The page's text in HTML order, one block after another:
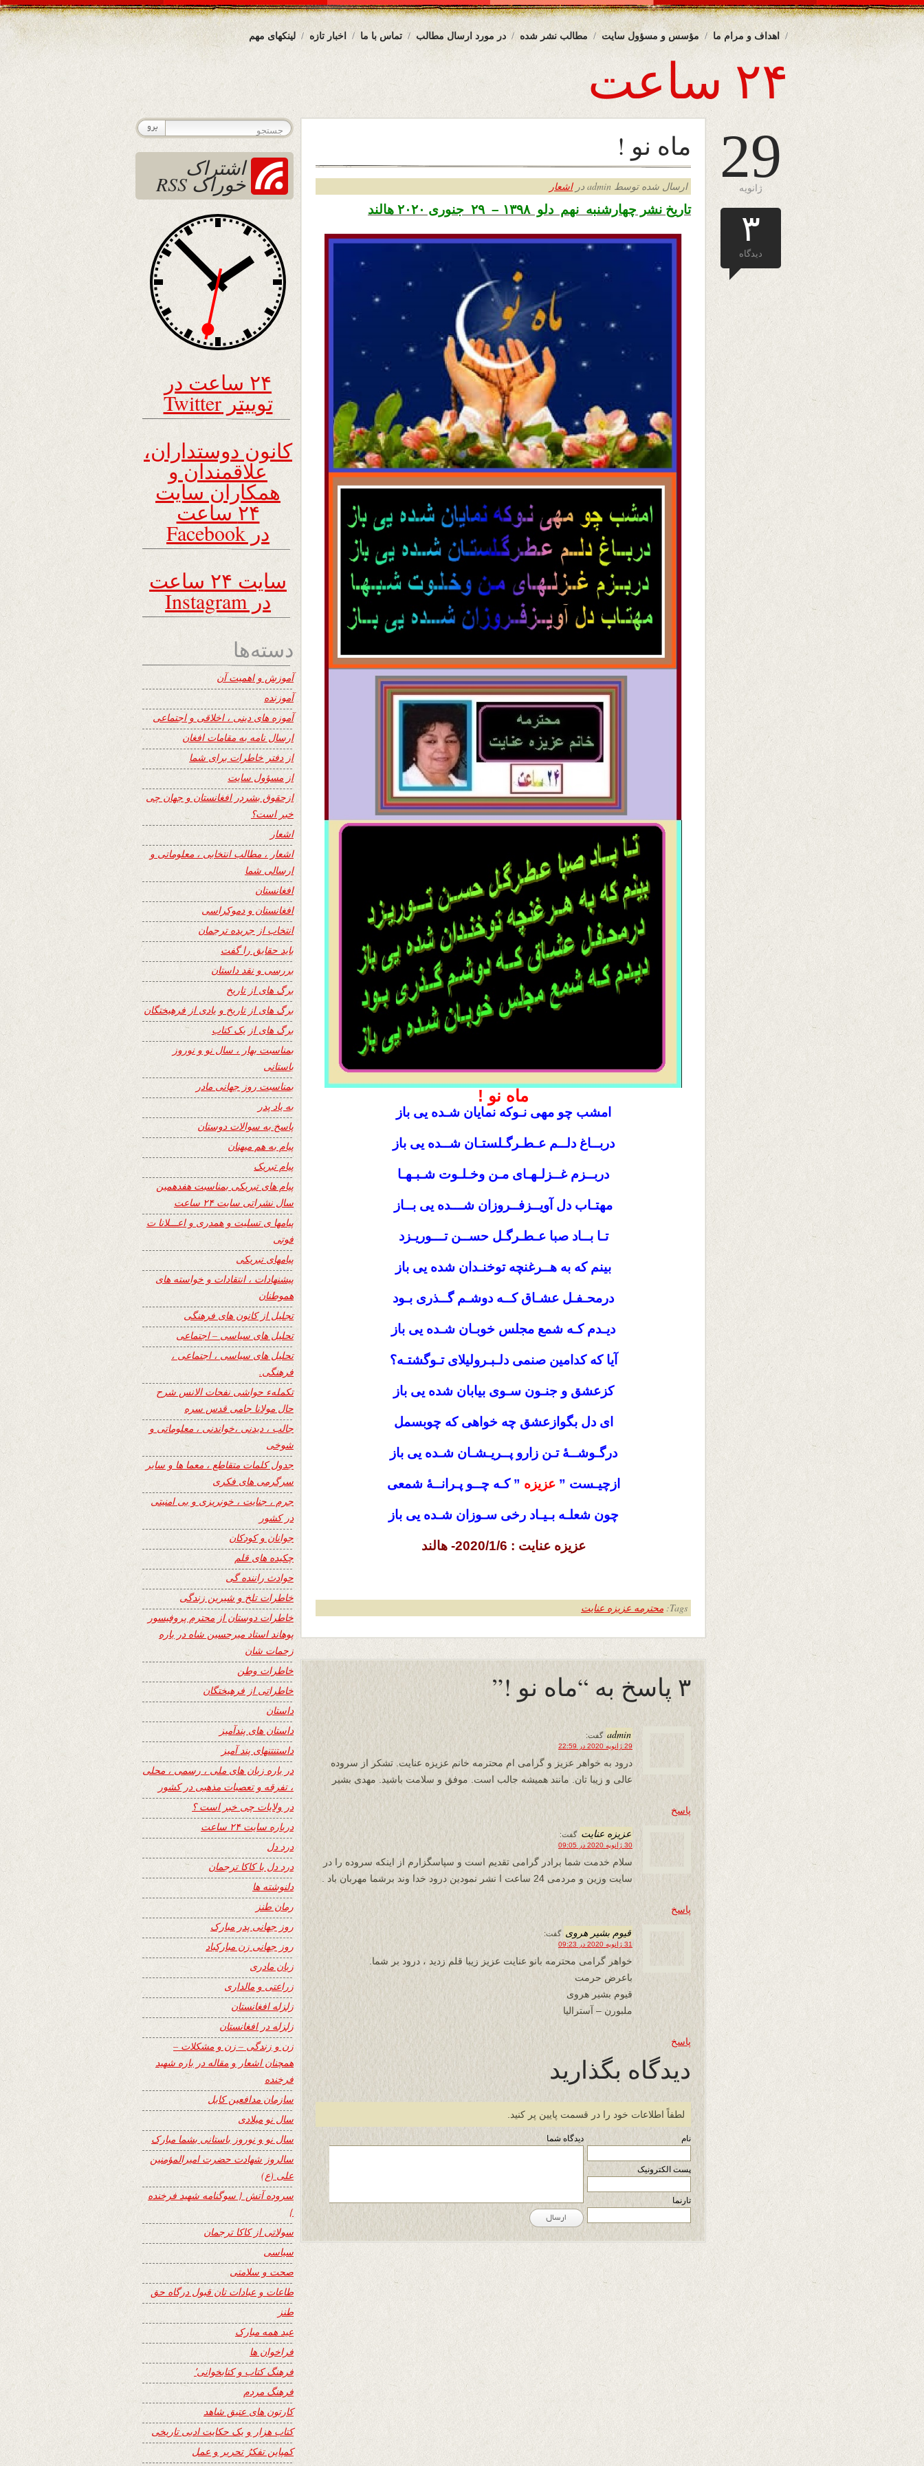
لینکهای مهم اخبار تازه تماس با ما در مورد ارسال مطالب مطالب نشر شده مؤسس و مسؤول سایت اهداف و مرام ما
۲۴ ساعت
29
ژانویه
۳
دیدگاه
ماه نو !
ارسال شده توسط admin در اشعار
تاریخ نشر چهارشنبه نهم دلو ۱۳۹۸ – ۲۹ جنوری ۲۰۲۰ هالند
ماه نو !
امشب چو مهی نـوکه نمایان شـده یی باز
دربــاغ دلــم عـطـرگـلستـان شــده یی باز
دربــزم غــزلـهـای مـن وخـلـوت شـبـهـا
مهتـاب دل آویــزفــروزان شـــده یی بــاز
تـا بــاد صبا عـطـرگـل حســن تـــوریـزد
بینم که به هــرغنچه توخنـدان شده یی باز
درمحـفـل عشـاق کــه دوشـم گــذری بـود
دیـدم کـه شمع مجلس خوبـان شـده یی باز
آیا که کدامین صنمی دلـبـرولیلای تـوگشتـه؟
کزعشق و جنـون سـوی بیابان شده یی باز
ای دل بگوازعشق چه خواهی که چوبسمل
درگـوشــۀ تـن زارو پــریـشـان شـده یی باز
ازچیـست ”عزیزه ” کـه چــو پـرانــۀ شمعی
چون شعلـه بـیـاد رخی سـوزان شـده یی باز
عزیزه عنایت : 2020/1/6- هالند
Tags: محترمه عزیزه عنایت
۳ پاسخ به “ماه نو !”
admin گفت:
29 ژانویه 2020 در 22:59
درود به خواهر عزیز و گرامی ام محترمه خانم عزیزه عنایت. تشکر از سروده
عالی و زیبا تان. مانند همیشه جالب است. موفق و سلامت باشید. مهدی بشیر
پاسخ
عزیزه عنایت گفت:
30 ژانویه 2020 در 09:05
سلام خدمت شما برادر گرامی تقدیم است و سپاسگزارم از اینکه سروده را در
سایت وزین و مردمی 24 ساعت ا نشر نمودین درود خدا وند برشما مهربان باد .
پاسخ
قیوم بشیر هروی گفت:
31 ژانویه 2020 در 09:23
خواهر گرامی محترمه بانو عنایت عزیز زیبا قلم زدید ، درود بر شما.
باعرض حرمت
قیوم بشیر هروی
ملبورن – آسترالیا
پاسخ
دیدگاه بگذارید
لطفاً اطلاعات خود را در قسمت پایین پر کنید.
نام
پست الکترونیک
تارنما
دیدگاه شما
اشتراک
خوراک RSS
۲۴ ساعت در
توییتر Twitter
کانون دوستداران،
علاقمندان و
همکاران سایت
۲۴ ساعت
در Facebook
سایت ۲۴ ساعت
در Instagram
دسته‌ها
آموزش و اهمیت آن
آموزنده
آموزه های دینی ، اخلاقی و اجتماعی
ارسال نامه به مقامات افغان
از دفتر خاطرات برای شما
از مسؤول سایت
ازحقوق بشردر افغانستان و جهان چی
خبر است؟
اشعار
اشعار ، مطالب انتخابی ، معلوماتی و
ارسالی شما
افغانستان
افغانستان و دموکراسی
انتخاب از جریده ترجمان
باید حقایق را گفت
بررسی و نقد داستان
برگ های از تاریخ
برگ های از تاریخ و یادی از فرهیختگان
برگ های از یک کتاب
بمناسبت بهار ، سال نو و نوروز
باستانی
بمناسبت روز جهانی مادر
به یاد پدر
پاسخ به سوالات دوستان
پیام به هم میهنان
پیام تبریک
پیام های تبریکی بمناسبت هفدهمین
سال نشراتی سایت ۲۴ ساعت
پیامها ی تسلیت و همدری و اعـــلانا ت
فوتی
پیامهای تبریکی
پیشنهادات ، انتقادات و خواسته های
هموطنان
تجلیل از کانون های فرهنگی
تحلیل های سیاسی – اجتماعی
تحلیل های سیاسی ، اجتماعی ،
فرهنگی.
تکملهء حواشی نفحات الانس شرح
حال مولانا جامی قدس سره
جالب ، دیدنی ،خواندنی ، معلوماتی و
شوخی
جدول کلمات متقاطع ، معما ها و سایر
سرگرمی های فکری
جرم ، جنایت ، خونریزی و بی امنیتی
در کشور
جوانان و کودکان
چکیده های قلم
حوادث راننده گی
خاطرات تلخ و شیرین زندگی
خاطرات دوستان از محترم پروفیسور
پوهاند استاد میرحسین شاه در باره
زحمات شان
خاطرات وطن
خاطراتی از فرهیختگان
داستان
داستان های پندآمیز
داستنتنهای پند آمیز
در باره زبان های ملی ، رسمی ، محلی
، تفرقه و تعصبات مذهبی در کشور
در ولایات چی خبر است ؟
درباره سایت ۲۴ ساعت
درد دل
درد دل با کاکا ترجمان
دلنوشته ها
رمان طنز
روز جهانی پدر مبارک
روز جهانی زن مبارکباد
زبان مادری
زراعتی و مالداری
زلزله افغانستان
زلزله در افغانستان
زن و زندگی – زن و مشکلات –
همچنان اشعار و مقاله در باره شهید
فرخنده
سازمان مدافعین کابل
سال نو میلادی
سال نو و نوروز باستانی بشما مبارک
سالروز شهادت حضرت امیرالمؤمنین
علی (ع)
سروده آتش { سوگنامه شهید فرخنده
}
سولاتی از کاکا ترجمان
سیاسی
صحت و سلامتی
طاعات و عبادات تان قبول درگاه حق
طنز
عید همه مبارک
فراخوان ها
فرهنگ کتاب و کتابخوانی٬
فرهنگ مردم
کارتون های عتیق شاهد
کتاب هزار و یک حکایت ادبی تاریخی
کمپاین تفکرُ تحریر و عمل